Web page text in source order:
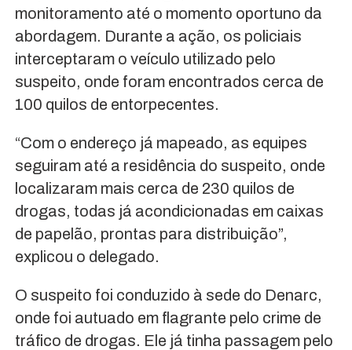
monitoramento até o momento oportuno da
abordagem. Durante a ação, os policiais
interceptaram o veículo utilizado pelo
suspeito, onde foram encontrados cerca de
100 quilos de entorpecentes.
“Com o endereço já mapeado, as equipes
seguiram até a residência do suspeito, onde
localizaram mais cerca de 230 quilos de
drogas, todas já acondicionadas em caixas
de papelão, prontas para distribuição”,
explicou o delegado.
O suspeito foi conduzido à sede do Denarc,
onde foi autuado em flagrante pelo crime de
tráfico de drogas. Ele já tinha passagem pelo